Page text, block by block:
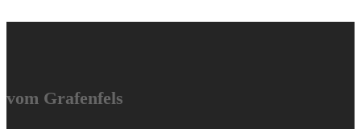
vom Grafenfels